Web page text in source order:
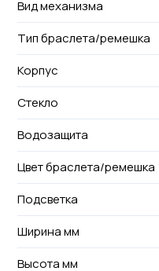
Вид механизма
Тип браслета/ремешка
Корпус
Стекло
Водозащита
Цвет браслета/ремешка
Подсветка
Ширина мм
Высота мм